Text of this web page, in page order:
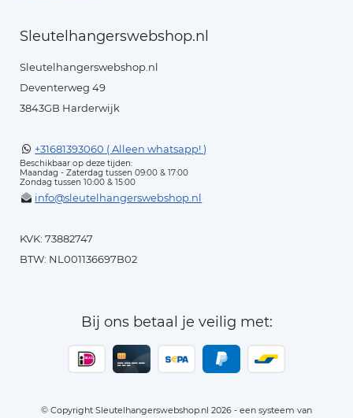
Sleutelhangerswebshop.nl
Sleutelhangerswebshop.nl
Deventerweg 49
3843GB Harderwijk
+31681393060 ( Alleen whatsapp! )
Beschikbaar op deze tijden:
Maandag - Zaterdag tussen 09:00 & 17:00
Zondag tussen 10:00 & 15:00
info@sleutelhangerswebshop.nl
KVK: 73882747
BTW: NL001136697B02
Bij ons betaal je veilig met:
© Copyright Sleutelhangerswebshop.nl 2026 - een systeem van